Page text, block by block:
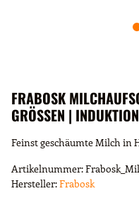
FRABOSK
GRÖSSEN | INDUKTION
Feinst geschäumte Milch in
Artikelnummer:
Hersteller:Frabosk